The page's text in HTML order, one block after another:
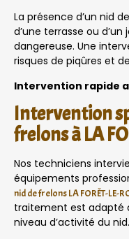
La présence d’un nid
d’une terrasse ou
dangereuse. Une
risques de piqûres et
Intervention rapide
Intervention
frelons à LA
Nos techniciens
équipements
nid de frelons LA FORÊT-LE-
traitement est adapté
niveau d’activité du nid.